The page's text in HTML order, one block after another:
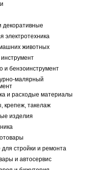
декоративные
электротехника
животных
и бензоинструмент
малярный
и расходые материалы
крепеж, такелаж
изделия
для стройки и ремонта
и автосервис